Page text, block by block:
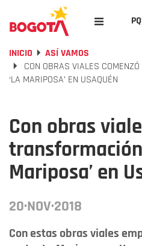
INICIO
ASÍ VAMOS
CON OBRAS VIALES
‘LA MARIPOSA’ EN USAQUÉN
Con obras
transformación
Mariposa’ en
20·NOV·2018
Con estas obras viales